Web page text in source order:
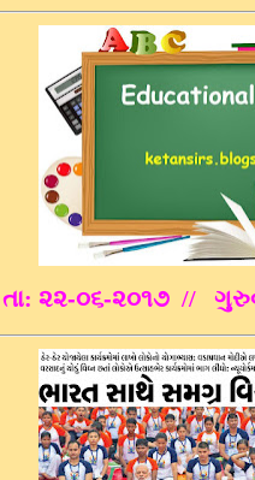
તા: ૨૨-૦૬-૨૦૧૭//